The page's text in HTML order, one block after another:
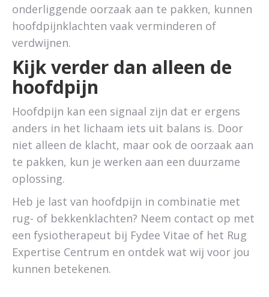
onderliggende oorzaak aan te pakken, kunnen
hoofdpijnklachten vaak verminderen of
verdwijnen.
Kijk verder dan alleen de
hoofdpijn
Hoofdpijn kan een signaal zijn dat er ergens
anders in het lichaam iets uit balans is. Door
niet alleen de klacht, maar ook de oorzaak aan
te pakken, kun je werken aan een duurzame
oplossing.
Heb je last van hoofdpijn in combinatie met
rug- of bekkenklachten? Neem contact op met
een fysiotherapeut bij Fydee Vitae of het Rug
Expertise Centrum en ontdek wat wij voor jou
kunnen betekenen.